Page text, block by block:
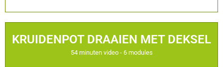
KRUIDENPOT DRAAIEN MET DEKSEL
54 minuten video - 6 modules